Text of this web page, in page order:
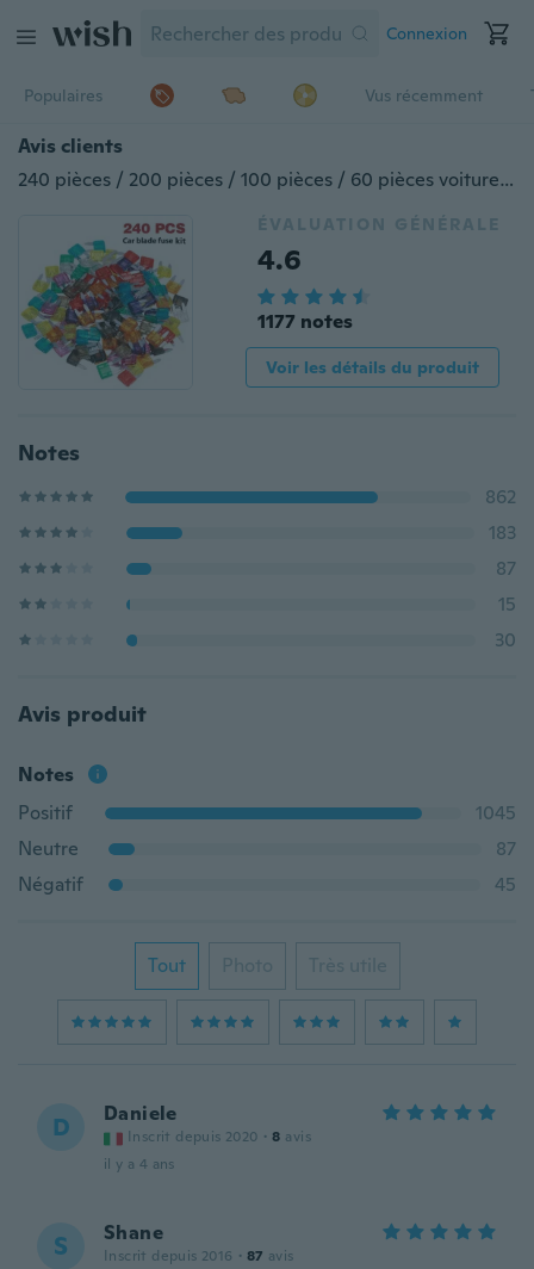
Connexion
Populaires Vus récemment
Avis clients
240 pièces / 200 pièces / 100 pièces / 60 pièces voiture Mini lame fusibles Kit de fusible d'assortiment automatique 5A 10A 15A 20A 25A 30A
ÉVALUATION GÉNÉRALE
4.6
1177 notes
Voir les détails du produit
Notes
862
183
87
15
30
Avis produit
Notes
Positif
1045
Neutre
87
Négatif
45
Tout Photo Très utile
D Daniele
Inscrit depuis 2020 · 8 avis
il y a 4 ans
S Shane
Inscrit depuis 2016 · 87 avis